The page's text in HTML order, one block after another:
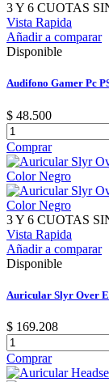
3 Y 6 CUOTAS
Vista Rapida
Añadir a comparar
Disponible
Audifono Gamer Pc
$ 48.500
Comprar
3 Y 6 CUOTAS
Vista Rapida
Añadir a comparar
Disponible
Auricular Slyr Over
$ 169.208
Comprar